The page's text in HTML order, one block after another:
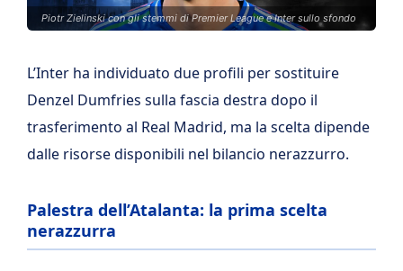
Piotr Zielinski con gli stemmi di Premier League e Inter sullo sfondo
L’Inter ha individuato due profili per sostituire
Denzel Dumfries sulla fascia destra dopo il
trasferimento al Real Madrid, ma la scelta dipende
dalle risorse disponibili nel bilancio nerazzurro.
Palestra dell’Atalanta: la prima scelta
nerazzurra